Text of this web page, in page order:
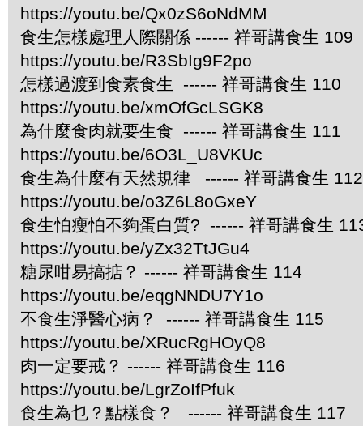
https://youtu.be/Qx0zS6oNdMM
食生怎樣處理人際關係 ------ 祥哥講食生 109
https://youtu.be/R3SbIg9F2po
怎樣過渡到食素食生 ------ 祥哥講食生 110
https://youtu.be/xmOfGcLSGK8
為什麼食肉就要生食 ------ 祥哥講食生 111
https://youtu.be/6O3L_U8VKUc
食生為什麼有天然規律 ------ 祥哥講食生 112
https://youtu.be/o3Z6L8oGxeY
食生怕瘦怕不夠蛋白質? ------ 祥哥講食生
https://youtu.be/yZx32TtJGu4
糖尿咁易搞掂？ ------ 祥哥講食生 114
https://youtu.be/eqgNNDU7Y1o
不食生淨醫心病？ ------ 祥哥講食生 115
https://youtu.be/XRucRgHOyQ8
肉一定要戒？ ------ 祥哥講食生 116
https://youtu.be/LgrZoIfPfuk
食生為乜？點樣食？ ------ 祥哥講食生 117